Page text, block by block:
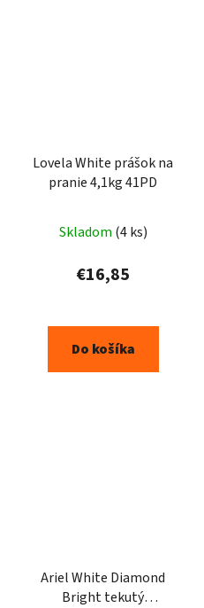
Lovela White prášok na
pranie 4,1kg 41PD
Skladom (4 ks)
€16,85
Do košíka
Ariel White Diamond
Bright tekutý